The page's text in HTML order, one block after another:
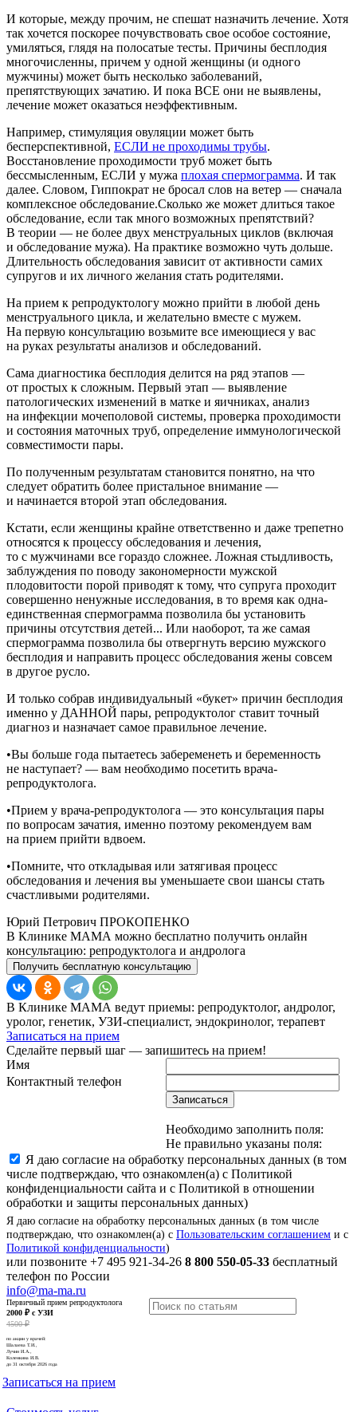
И которые, между прочим, не спешат назначить лечение. Хотя
так хочется поскорее почувствовать свое особое состояние,
умиляться, глядя на полосатые тесты. Причины бесплодия
многочисленны, причем у одной женщины (и одного
мужчины) может быть несколько заболеваний,
препятствующих зачатию. И пока ВСЕ они не выявлены,
лечение может оказаться неэффективным.
Например, стимуляция овуляции может быть
бесперспективной, ЕСЛИ не проходимы трубы.
Восстановление проходимости труб может быть
бессмысленным, ЕСЛИ у мужа плохая спермограмма. И так
далее. Словом, Гиппократ не бросал слов на ветер — сначала
комплексное обследование.Сколько же может длиться такое
обследование, если так много возможных препятствий?
В теории — не более двух менструальных циклов (включая
и обследование мужа). На практике возможно чуть дольше.
Длительность обследования зависит от активности самих
супругов и их личного желания стать родителями.
На прием к репродуктологу можно прийти в любой день
менструального цикла, и желательно вместе с мужем.
На первую консультацию возьмите все имеющиеся у вас
на руках результаты анализов и обследований.
Сама диагностика бесплодия делится на ряд этапов —
от простых к сложным. Первый этап — выявление
патологических изменений в матке и яичниках, анализ
на инфекции мочеполовой системы, проверка проходимости
и состояния маточных труб, определение иммунологической
совместимости пары.
По полученным результатам становится понятно, на что
следует обратить более пристальное внимание —
и начинается второй этап обследования.
Кстати, если женщины крайне ответственно и даже трепетно
относятся к процессу обследования и лечения,
то с мужчинами все гораздо сложнее. Ложная стыдливость,
заблуждения по поводу закономерности мужской
плодовитости порой приводят к тому, что супруга проходит
совершенно ненужные исследования, в то время как одна-
единственная спермограмма позволила бы установить
причины отсутствия детей... Или наоборот, та же самая
спермограмма позволила бы отвергнуть версию мужского
бесплодия и направить процесс обследования жены совсем
в другое русло.
И только собрав индивидуальный «букет» причин бесплодия
именно у ДАННОЙ пары, репродуктолог ставит точный
диагноз и назначает самое правильное лечение.
•Вы больше года пытаетесь забеременеть и беременность
не наступает? — вам необходимо посетить врача-
репродуктолога.
•Прием у врача-репродуктолога — это консультация пары
по вопросам зачатия, именно поэтому рекомендуем вам
на прием прийти вдвоем.
•Помните, что откладывая или затягивая процесс
обследования и лечения вы уменьшаете свои шансы стать
счастливыми родителями.
Юрий Петрович ПРОКОПЕНКО
В Клинике МАМА можно бесплатно получить онлайн
консультацию: репродуктолога и андролога
Получить бесплатную консультацию
В Клинике МАМА ведут приемы: репродуктолог, андролог,
уролог, генетик, УЗИ-специалист, эндокринолог, терапевт
Записаться на прием
Сделайте первый шаг — запишитесь на прием!
Имя
Контактный телефон
Записаться
Необходимо заполнить поля:
Не правильно указаны поля:
Я даю согласие на обработку персональных данных (в том
числе подтверждаю, что ознакомлен(а) с Политикой
конфиденциальности сайта и с Политикой в отношении
обработки и защиты персональных данных)
Я даю согласие на обработку персональных данных (в том числе
подтверждаю, что ознакомлен(а) с Пользовательским соглашением и с
Политикой конфиденциальности)
или позвоните +7 495 921-34-26 8 800 550-05-33 бесплатный
телефон по России
info@ma-ma.ru
Первичный прием репродуктолога
2000 ₽ с УЗИ
4500 ₽
по акции у врачей:
Шалаева Т.И.,
Лучин И.А.,
Коленкина И.В.
до 31 октября 2026 года
Записаться на прием